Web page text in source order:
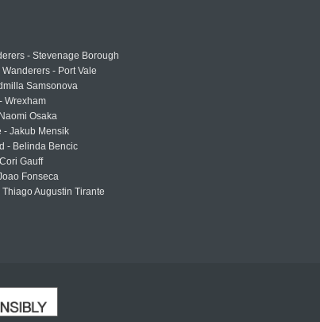
- Stevenage Borough
- Port Vale
Samsonova
Wrexham
Osaka
- Jakub Mensik
- Belinda Bencic
Gauff
Fonseca
Augustin Tirante